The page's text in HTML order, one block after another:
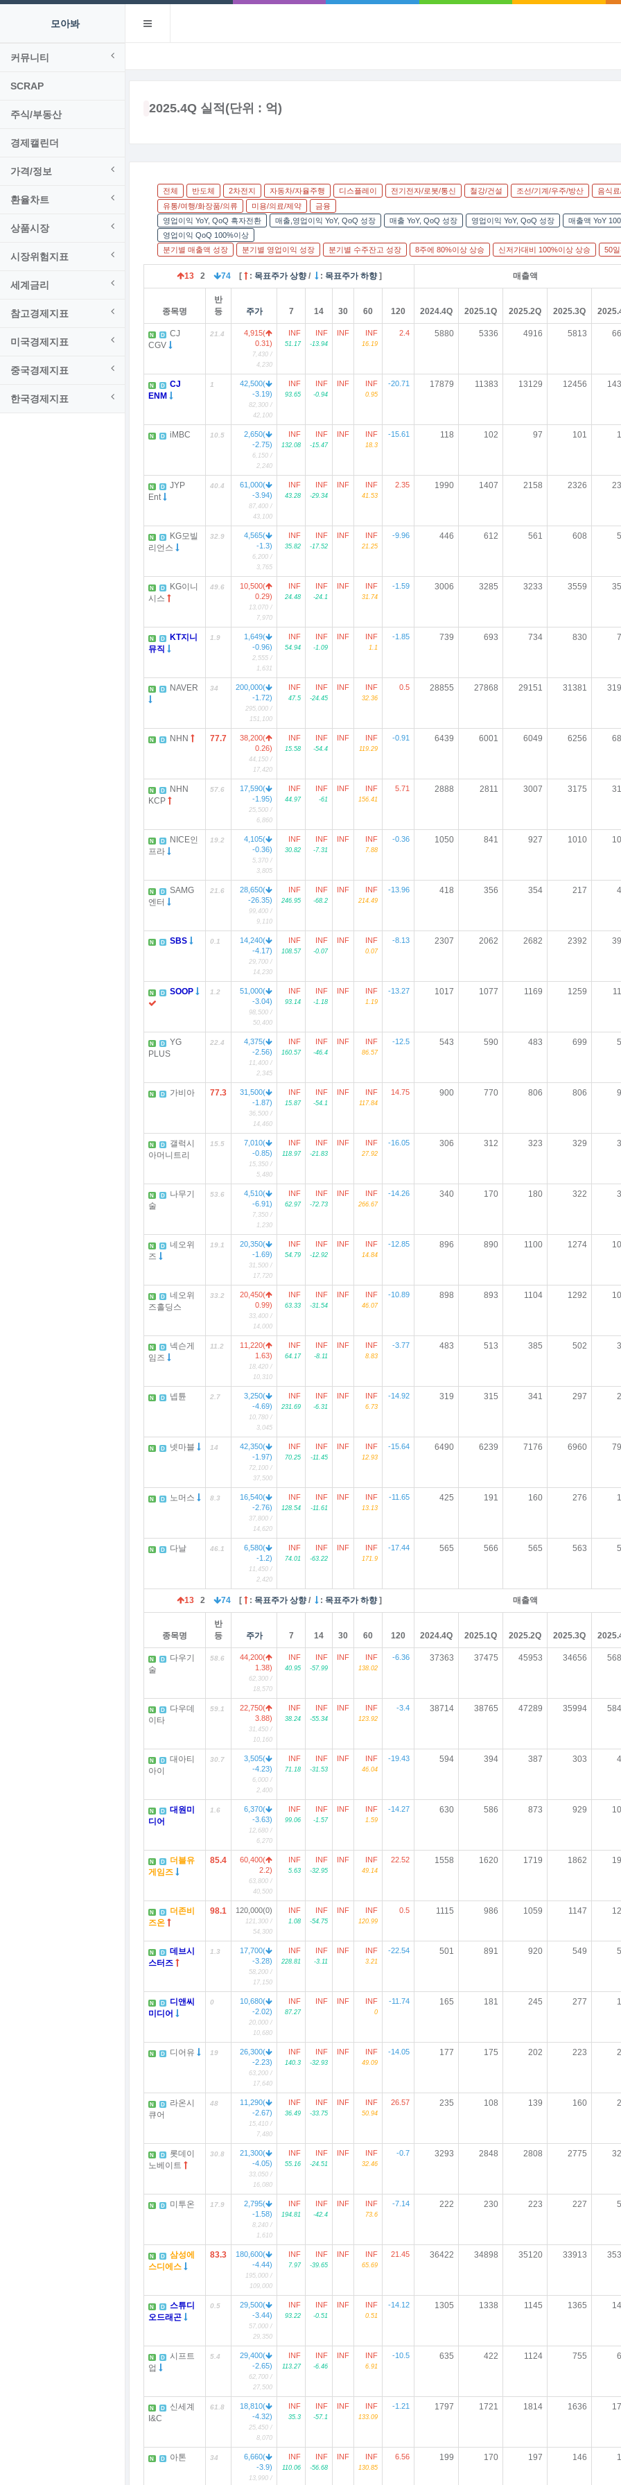
모아봐
커뮤니티
SCRAP
주식/부동산
경제캘린더
가격/정보
환율차트
상품시장
시장위험지표
세계금리
참고경제지표
미국경제지표
중국경제지표
한국경제지표
2025.4Q 실적(단위 : 억)
전체 반도체 2차전지 자동차/자율주행 디스플레이 전기전자/로봇/통신 철강/건설 조선/기계/우주/방산 음식료
유통/여행/화장품/의류
미용/의료/제약
금융
영업이익 YoY, QoQ 흑자전환
매출,영업이익 YoY, QoQ 성장 매출 YoY, QoQ 성장 영업이익 YoY, QoQ 성장 매출액 YoY
영업이익 QoQ 100%이상
분기별 매출액 성장
분기별 영업이익 성장 분기별 수주잔고 성장 8주에 80%이상 상승 신저가대비 100%이상 상승 50
132 74[ : 목표주가 상향/ : 목표주가 하향] 매출액
종목명
반
등
주가 7 14 30 60 120 2024.4Q 2025.1Q 2025.2Q 2025.3Q
N D
CJ
CGV
21.4
4,915(
0.31)
7,430 /
4,230
INF
51.17
INF
-13.94
INF INF
16.19
2.4 5880 5336 4916 5813
N D
CJ
ENM
1
42,500(
-3.19)
82,300 /
42,100
INF
93.65
INF
-0.94
INF INF
0.95
-20.71 17879 11383 13129 12456
N D iMBC 10.5
2,650(
-2.75)
6,150 /
2,240
INF
132.08
INF
-15.47
INF INF
18.3
-15.61 118 102 97 101
N D
JYP
Ent
40.4
61,000(
-3.94)
87,400 /
43,100
INF
43.28
INF
-29.34
INF INF
41.53
2.35 1990 1407 2158 2326
N D
KG모빌
리언스
32.9
4,565(
-1.3)
6,200 /
3,765
INF
35.82
INF
-17.52
INF INF
21.25
-9.96 446 612 561 608
N D
KG이니
시스
49.6
10,500(
0.29)
13,070 /
7,970
INF
24.48
INF
-24.1
INF INF
31.74
-1.59 3006 3285 3233 3559
N D
KT지니
뮤직
1.9
1,649(
-0.96)
2,555 /
1,631
INF
54.94
INF
-1.09
INF INF
1.1
-1.85 739 693 734 830
N D NAVER 34
200,000(
-1.72)
295,000 /
151,100
INF
47.5
INF
-24.45
INF INF
32.36
0.5 28855 27868 29151 31381
N D NHN 77.7
38,200(
0.26)
44,150 /
17,420
INF
15.58
INF
-54.4
INF INF
119.29
-0.91 6439 6001 6049 6256
N D
NHN
KCP
57.6
17,590(
-1.95)
25,500 /
6,860
INF
44.97
INF
-61
INF INF
156.41
5.71 2888 2811 3007 3175
N D
NICE인
프라
19.2
4,105(
-0.36)
5,370 /
3,805
INF
30.82
INF
-7.31
INF INF
7.88
-0.36 1050 841 927 1010
N D
SAMG
엔터
21.6
28,650(
-26.35)
99,400 /
9,110
INF
246.95
INF
-68.2
INF INF
214.49
-13.96 418 356 354 217
N D SBS 0.1
14,240(
-4.17)
29,700 /
14,230
INF
108.57
INF
-0.07
INF INF
0.07
-8.13 2307 2062 2682 2392
N D SOOP 1.2
51,000(
-3.04)
98,500 /
50,400
INF
93.14
INF
-1.18
INF INF
1.19
-13.27 1017 1077 1169 1259
N D
YG
PLUS
22.4
4,375(
-2.56)
11,400 /
2,345
INF
160.57
INF
-46.4
INF INF
86.57
-12.5 543 590 483 699
N D 가비아 77.3
31,500(
-1.87)
36,500 /
14,460
INF
15.87
INF
-54.1
INF INF
117.84
14.75 900 770 806 806
N D
갤럭시
아머니트리
15.5
7,010(
-0.85)
15,350 /
5,480
INF
118.97
INF
-21.83
INF INF
27.92
-16.05 306 312 323 329
N D
나무기
술
53.6
4,510(
-6.91)
7,350 /
1,230
INF
62.97
INF
-72.73
INF INF
266.67
-14.26 340 170 180 322
N D
네오위
즈
19.1
20,350(
-1.69)
31,500 /
17,720
INF
54.79
INF
-12.92
INF INF
14.84
-12.85 896 890 1100 1274
N D
네오위
즈홀딩스
33.2
20,450(
0.99)
33,400 /
14,000
INF
63.33
INF
-31.54
INF INF
46.07
-10.89 898 893 1104 1292
N D
넥슨게
임즈
11.2
11,220(
1.63)
18,420 /
10,310
INF
64.17
INF
-8.11
INF INF
8.83
-3.77 483 513 385 502
N D 넵튠 2.7
3,250(
-4.69)
10,780 /
3,045
INF
231.69
INF
-6.31
INF INF
6.73
-14.92 319 315 341 297
N D 넷마블 14
42,350(
-1.97)
72,100 /
37,500
INF
70.25
INF
-11.45
INF INF
12.93
-15.64 6490 6239 7176 6960
N D 노머스 8.3
16,540(
-2.76)
37,800 /
14,620
INF
128.54
INF
-11.61
INF INF
13.13
-11.65 425 191 160 276
N D 다날 46.1
6,580(
-1.2)
11,450 /
2,420
INF
74.01
INF
-63.22
INF INF
171.9
-17.44 565 566 565 563
132 74[ : 목표주가 상향/ : 목표주가 하향] 매출액
종목명
반
등
주가 7 14 30 60 120 2024.4Q 2025.1Q 2025.2Q 2025.3Q
N D
다우기
술
58.6
44,200(
1.38)
62,300 /
18,570
INF
40.95
INF
-57.99
INF INF
138.02
-6.36 37363 37475 45953 34656
N D
다우데
이타
59.1
22,750(
3.88)
31,450 /
10,160
INF
38.24
INF
-55.34
INF INF
123.92
-3.4 38714 38765 47289 35994
N D
대아티
아이
30.7
3,505(
-4.23)
6,000 /
2,400
INF
71.18
INF
-31.53
INF INF
46.04
-19.43 594 394 387 303
N D
대원미
디어
1.6
6,370(
-3.63)
12,680 /
6,270
INF
99.06
INF
-1.57
INF INF
1.59
-14.27 630 586 873 929
N D
더블유
게임즈
85.4
60,400(
2.2)
63,800 /
40,500
INF
5.63
INF
-32.95
INF INF
49.14
22.52 1558 1620 1719 1862
N D
더존비
즈온
98.1 120,000(0)
121,300 /
54,300
INF
1.08
INF
-54.75
INF INF
120.99
0.5 1115 986 1059 1147
N D
데브시
스터즈
1.3
17,700(
-3.28)
58,200 /
17,150
INF
228.81
INF
-3.11
INF INF
3.21
-22.54 501 891 920 549
N D
디앤씨
미디어
0
10,680(
-2.02)
20,000 /
10,680
INF
87.27
INF INF INF
0
-11.74 165 181 245 277
N D 디어유 19
26,300(
-2.23)
63,200 /
17,640
INF
140.3
INF
-32.93
INF INF
49.09
-14.05 177 175 202 223
N D
라온시
큐어
48
11,290(
-2.67)
15,410 /
7,480
INF
36.49
INF
-33.75
INF INF
50.94
26.57 235 108 139 160
N D
롯데이
노베이트
30.8
21,300(
-4.05)
33,050 /
16,080
INF
55.16
INF
-24.51
INF INF
32.46
-0.7 3293 2848 2808 2775
N D 미투온 17.9
2,795(
-1.58)
8,240 /
1,610
INF
194.81
INF
-42.4
INF INF
73.6
-7.14 222 230 223 227
N D
삼성에
스디에스
83.3
180,600(
-4.44)
195,000 /
109,000
INF
7.97
INF
-39.65
INF INF
65.69
21.45 36422 34898 35120 33913
N D
스튜디
오드래곤
0.5
29,500(
-3.44)
57,000 /
29,350
INF
93.22
INF
-0.51
INF INF
0.51
-14.12 1305 1338 1145 1365
N D
시프트
업
5.4
29,400(
-2.65)
62,700 /
27,500
INF
113.27
INF
-6.46
INF INF
6.91
-10.5 635 422 1124 755
N D
신세계
I&C
61.8
18,810(
-4.32)
25,450 /
8,070
INF
35.3
INF
-57.1
INF INF
133.09
-1.21 1797 1721 1814 1636
N D 아톤 34
6,660(
-3.9)
13,990 /
INF
110.06
INF
-56.68
INF INF
130.85
6.56 199 170 197 146